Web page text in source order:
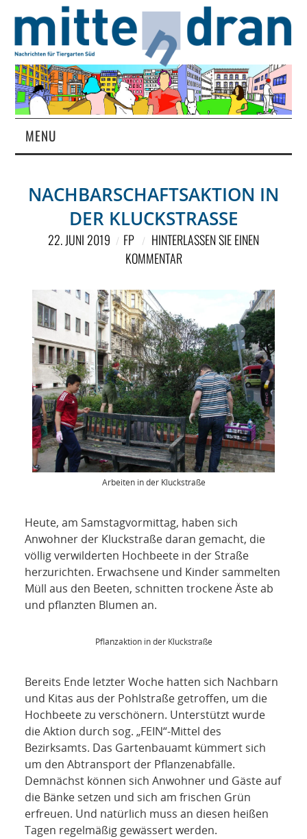
MENU
MAGAZIN
ÜBER UNS
NETZWERK
SPONSORING
KONTAKT
NACHBARSCHAFTSAKTION IN
DER KLUCKSTRASSE
22. JUNI 2019 FP
HINTERLASSEN SIE EINEN
KOMMENTAR
Arbeiten in der Kluckstraße
Heute, am Samstagvormittag, haben sich
Anwohner der Kluckstraße daran gemacht, die
völlig verwilderten Hochbeete in der Straße
herzurichten. Erwachsene und Kinder sammelten
Müll aus den Beeten, schnitten trockene Äste ab
und pflanzten Blumen an.
Pflanzaktion in der Kluckstraße
Bereits Ende letzter Woche hatten sich Nachbarn
und Kitas aus der Pohlstraße getroffen, um die
Hochbeete zu verschönern. Unterstützt wurde
die Aktion durch sog. „FEIN“-Mittel des
Bezirksamts. Das Gartenbauamt kümmert sich
um den Abtransport der Pflanzenabfälle.
Demnächst können sich Anwohner und Gäste auf
die Bänke setzen und sich am frischen Grün
erfreuen. Und natürlich muss an diesen heißen
Tagen regelmäßig gewässert werden.